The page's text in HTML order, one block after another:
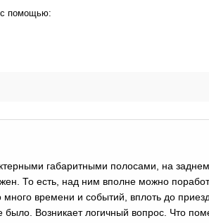
с помощью:
габаритными полосами, на
То есть, над ним вполне можно
времени и событий, вплоть до
Возникает логичный вопрос. Что